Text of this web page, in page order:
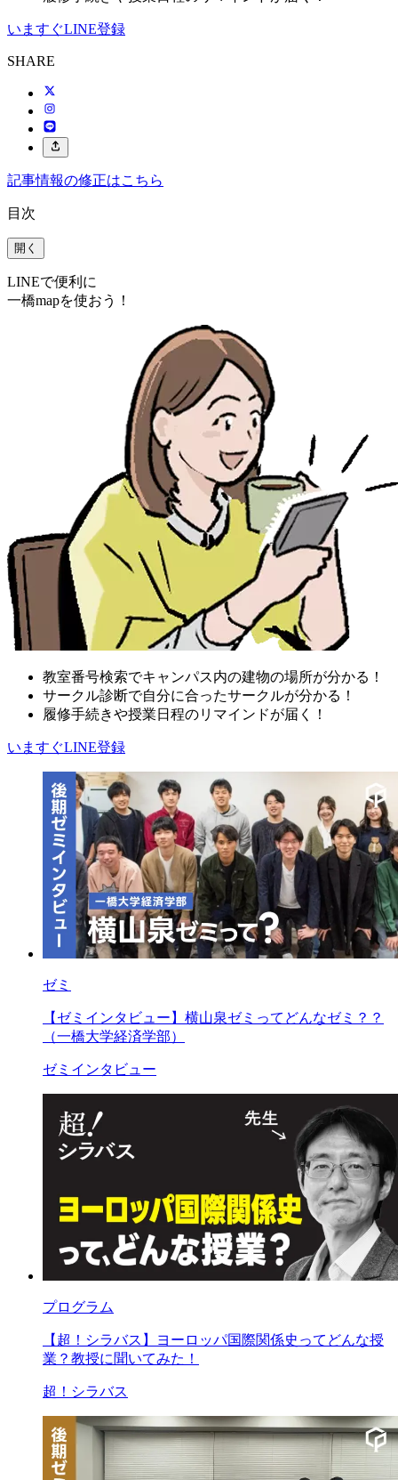
いますぐLINE登録
SHARE
記事情報の修正はこちら
目次
開く
LINEで便利に
一橋mapを使おう！
教室番号検索でキャンパス内の建物の場所が分かる！
サークル診断で自分に合ったサークルが分かる！
履修手続きや授業日程のリマインドが届く！
いますぐLINE登録
ゼミ
【ゼミインタビュー】横山泉ゼミってどんなゼミ？？
（一橋大学経済学部）
ゼミインタビュー
プログラム
【超！シラバス】ヨーロッパ国際関係史ってどんな授
業？教授に聞いてみた！
超！シラバス